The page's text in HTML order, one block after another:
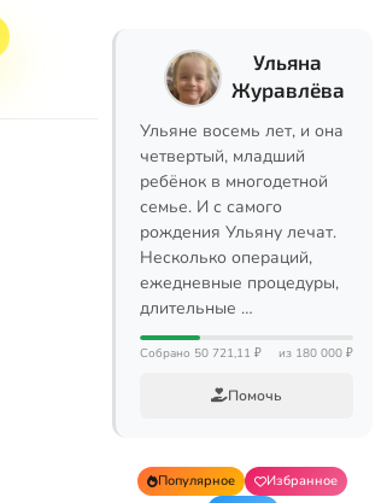
Ульяна
Журавлёва
Ульяне восемь лет, и она
четвертый, младший
ребёнок в многодетной
семье. И с самого
рождения Ульяну лечат.
Несколько операций,
ежедневные процедуры,
длительные …
Собрано 50 721,11 ₽ из 180 000 ₽
Помочь
Популярное
Избранное